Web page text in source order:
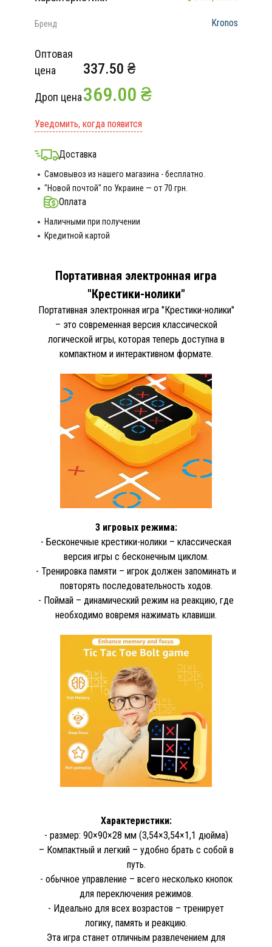
Бренд Kronos
Оптовая
цена
337.50 ₴
Дроп цена369.00 ₴
Уведомить, когда появится
Доставка
Самовывоз из нашего магазина - бесплатно.
"Новой почтой" по Украине — от 70 грн.
Оплата
Наличными при получении
Кредитной картой
Портативная электронная игра
"Крестики-нолики"
Портативная электронная игра "Крестики-нолики"
– это современная версия классической
логической игры, которая теперь доступна в
компактном и интерактивном формате.
3 игровых режима:
- Бесконечные крестики-нолики – классическая
версия игры с бесконечным циклом.
- Тренировка памяти – игрок должен запоминать и
повторять последовательность ходов.
- Поймай – динамический режим на реакцию, где
необходимо вовремя нажимать клавиши.
Характеристики:
- размер: 90×90×28 мм (3,54×3,54×1,1 дюйма)
– Компактный и легкий – удобно брать с собой в
путь.
- обычное управление – всего несколько кнопок
для переключения режимов.
- Идеально для всех возрастов – тренирует
логику, память и реакцию.
Эта игра станет отличным развлечением для